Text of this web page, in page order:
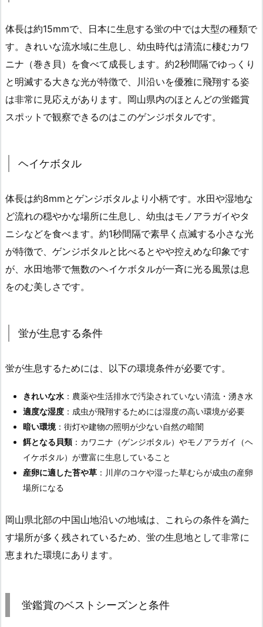
体長は約15mmで、日本に生息する蛍の中では大型の種類で
す。きれいな流水域に生息し、幼虫時代は清流に棲むカワ
ニナ（巻き貝）を食べて成長します。約2秒間隔でゆっくり
と明滅する大きな光が特徴で、川沿いを優雅に飛翔する姿
は非常に見応えがあります。岡山県内のほとんどの蛍鑑賞
スポットで観察できるのはこのゲンジボタルです。
ヘイケボタル
体長は約8mmとゲンジボタルより小柄です。水田や湿地な
ど流れの穏やかな場所に生息し、幼虫はモノアラガイやタ
ニシなどを食べます。約1秒間隔で素早く点滅する小さな光
が特徴で、ゲンジボタルと比べるとやや控えめな印象です
が、水田地帯で無数のヘイケボタルが一斉に光る風景は息
をのむ美しさです。
蛍が生息する条件
蛍が生息するためには、以下の環境条件が必要です。
きれいな水 ：農薬や生活排水で汚染されていない清流・湧き水
適度な湿度 ：成虫が飛翔するためには湿度の高い環境が必要
暗い環境：街灯や建物の照明が少ない自然の暗闇
餌となる貝類 ：カワニナ（ゲンジボタル）やモノアラガイ（ヘ
イケボタル）が豊富に生息していること
産卵に適した苔や草 ：川岸のコケや湿った草むらが成虫の産卵
場所になる
岡山県北部の中国山地沿いの地域は、これらの条件を満た
す場所が多く残されているため、蛍の生息地として非常に
恵まれた環境にあります。
蛍鑑賞のベストシーズンと条件